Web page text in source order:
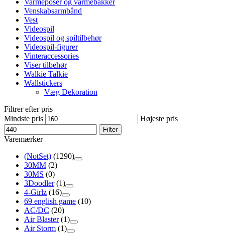
Venskabsarmbånd
Vest
Videospil
Videospil og spiltilbehør
Videospil-figurer
Vinteraccessories
Viser tilbehør
Walkie Talkie
Wallstickers
Væg Dekoration
Filtrer efter pris
Mindste pris
Højeste pris
Filter
Varemærker
(NotSet) (1290)
30MM (2)
30MS (0)
3Doodler (1)
4-Girlz (16)
69 english game (10)
AC/DC (20)
Air Blaster (1)
Air Storm (1)